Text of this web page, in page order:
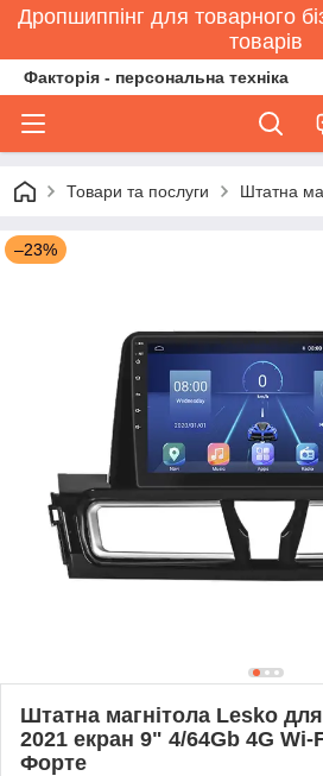
Дропшиппінг для товарного
товарів
Факторія - персональна техніка
Товари та послуги Штатна
–23%
Штатна магнітола Lesko
2021 екран 9" 4/64Gb 4G Wi-
Форте